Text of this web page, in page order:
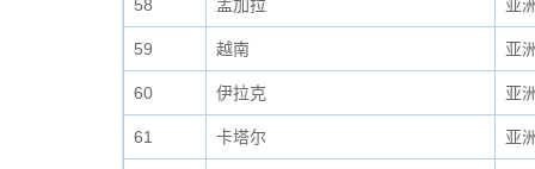
58 孟加拉 亚
59 越南 亚
60 伊拉克 亚
61 卡塔尔 亚